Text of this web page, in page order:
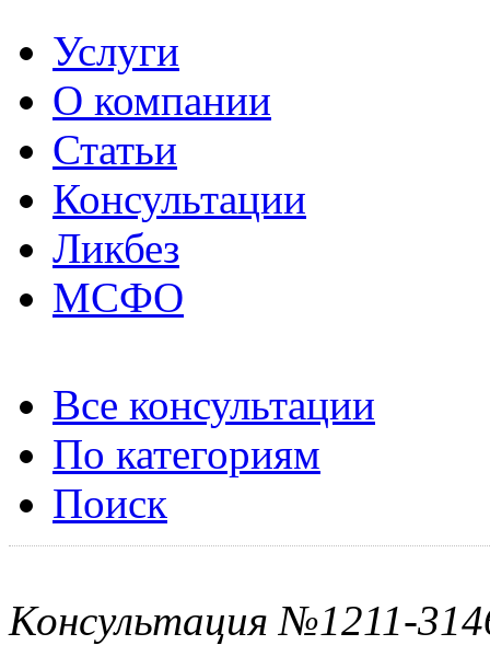
Услуги
О компании
Статьи
Консультации
Ликбез
МСФО
Все консультации
По категориям
Поиск
Консультация №1211-